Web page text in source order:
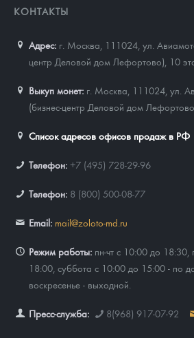
КОНТАКТЫ
Адрес: г. Москва, 111024 ул.
центр Деловой дом Лефортово), 10
Выкуп монет: г. Москва, 111024, ул.
(бизнес-центр Деловой дом
Список адресов офисов продаж в РФ
Телефон: +7 (495) 728-29-96
Телефон: 8 (800) 500-08-77
Email: mail@zoloto-md.ru
Режим работы: пн-чт с 10:00 до 18:30,
18:00, суббота с 10:00 до 15:00 - по
воскресенье - выходной.
Пресс-служба: 8(968) 917-07-92